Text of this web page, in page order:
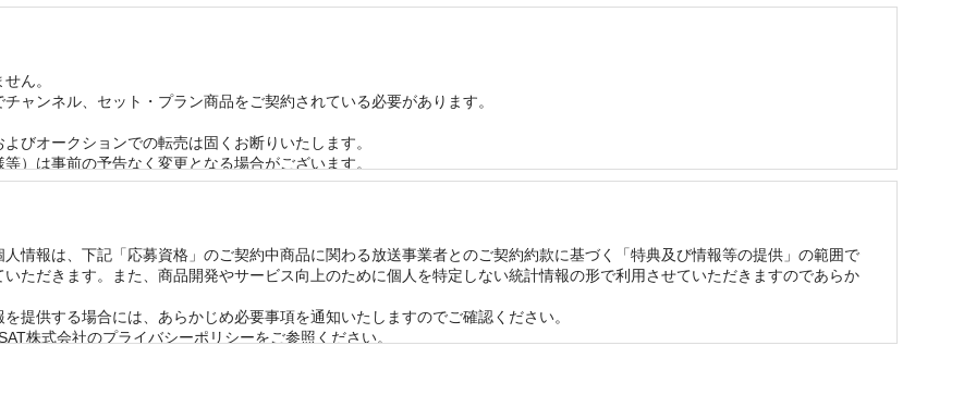
ん。
ャンネル、セット・プラン商品をご契約されている必要があります。
びオークションでの転売は固くお断りいたします。
）は事前の予告なく変更となる場合がございます。
2ヶ月以内の再当選はできませんのであらかじめご了承ください。
答できかねます。
品において万が一破損・不良があった場合、同じ賞品をご提供できない可能性がございます。予めご容赦ください。
情報は、下記「応募資格」のご契約中商品に関わる放送事業者とのご契約約款に基づく「特典及び情報等の提供」の範囲で
ただきます。また、商品開発やサービス向上のために個人を特定しない統計情報の形で利用させていただきますのであらか
提供する場合には、あらかじめ必要事項を通知いたしますのでご確認ください。
株式会社のプライバシーポリシーをご参照ください。